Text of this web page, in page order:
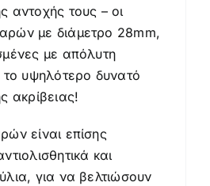
αντοχής τους – οι
με διάμετρο 28mm,
με απόλυτη
το υψηλότερο δυνατό
ακρίβειας!
είναι επίσης
και
για να βελτιώσουν